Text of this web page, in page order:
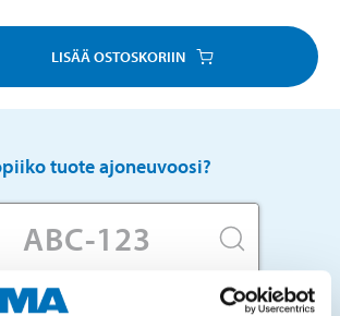
LISÄÄ OSTOSKORIIN
tuote ajoneuvoosi?